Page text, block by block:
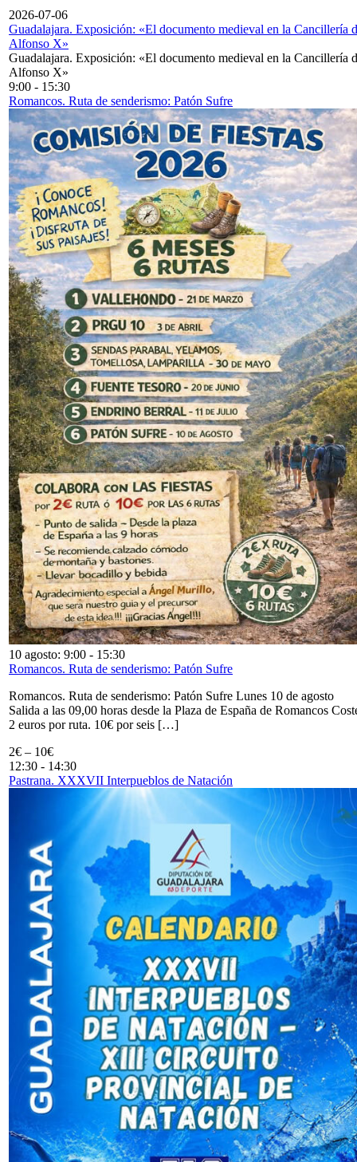
2026-07-06
Guadalajara. Exposición: «El documento medieval en la Cancillería
Alfonso X»
Guadalajara. Exposición: «El documento medieval en la Cancillería
Alfonso X»
9:00 - 15:30
Romancos. Ruta de senderismo: Patón Sufre
10 agosto: 9:00 - 15:30
Romancos. Ruta de senderismo: Patón Sufre
Romancos. Ruta de senderismo: Patón Sufre Lunes 10 de agosto
Salida a las 09,00 horas desde la Plaza de España de Romancos
2 euros por ruta. 10€ por seis […]
2€ – 10€
12:30 - 14:30
Pastrana. XXXVII Interpueblos de Natación